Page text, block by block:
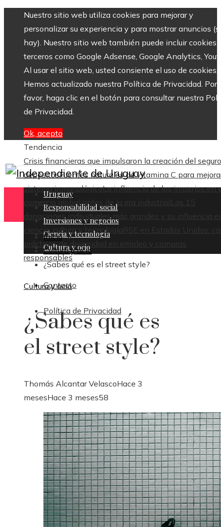
Nuestro sitio web utiliza cookies para mejorar y
personalizar su experiencia y para mostrar anuncios
hay). Nuestro sitio web también puede incluir cookies
terceros como Google Adsense, Google Analytics,
Al usar el sitio web, usted consiente el uso de cookies.
Hemos actualizado nuestra Política de Privacidad. Por
favor, haga clic en el botón para consultar nuestra
de Privacidad.
Ok, acepto
Tendencia
Crisis financieras que impulsaron la creación del
depósitosFuentes naturales de vitamina C para
sistema inmunológicoLa influencia de los imperios en
comercio global antes de la era industrial
Las 15
donaciones individuales más grandes y su influencia
ciencia, cultura y tecnología
RSE en Estados Unidos:
prácticos de diversidad en empleo y compras
responsables
Contacto
Política de Privacidad
Uruguay
Responsabilidad social
Inversiones y negocios
Ciencia y tecnología
Cultura y ocio
Inicio
Cultura y ocio
¿Sabes qué es el street style?
Cultura y ocio
¿Sabes qué es
el street style?
Thomás Alcantar VelascoHace 3
mesesHace 3 meses58